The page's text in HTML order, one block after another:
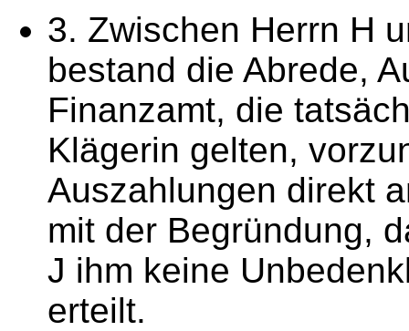
3. Zwischen Herrn H
bestand die Abrede,
Finanzamt, die
Klägerin gelten,
Auszahlungen direkt
mit der Begründung,
J ihm keine
erteilt.